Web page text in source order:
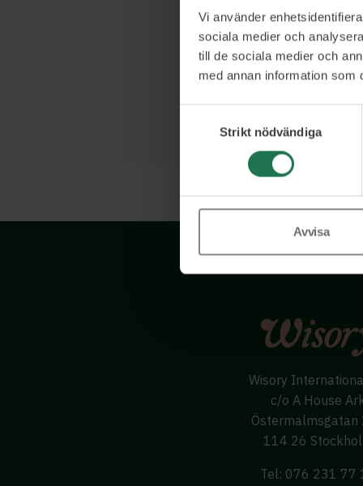
Vi använder
sociala medier och
till de sociala medier och
med annan information som
Strikt nödvändiga
Avvisa
Wisory
c/o A House
Östermalmsgatan
114 26
Tel: 076 231 77